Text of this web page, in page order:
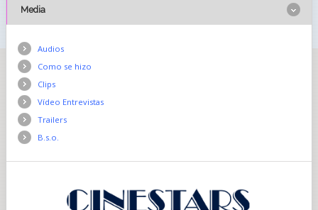
Media
Audios
Como se hizo
Clips
Vídeo Entrevistas
Trailers
B.s.o.